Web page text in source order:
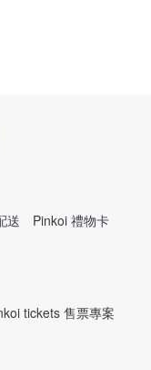
送
Pinkoi 禮物卡
tickets 售票專案